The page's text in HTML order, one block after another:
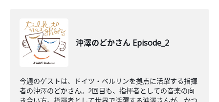
沖澤のどかさん Episode_2
今週のゲストは、ドイツ・ベルリンを拠点に活躍する指揮
者の沖澤のどかさん。2回目も、指揮者としての音楽の向